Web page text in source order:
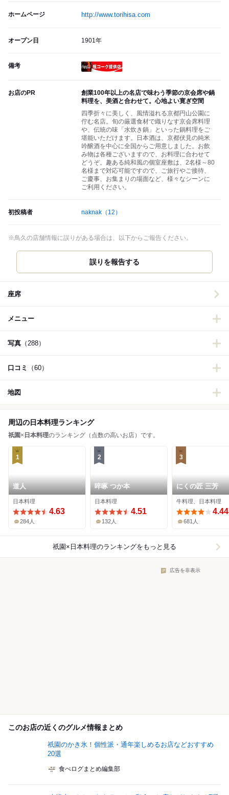
ホームページ http://www.torihisa.com
オープン日 1901年
備考
お店のPR
創業100年以上の名店で味わう季節の京会席や鍋
料理を、美酒と合わせて。心地よい寛ぎ空間
四季折々に美しく、風情溢れる京都円山公園に
佇む名店。旬の厳選食材で織りなす京会席料理
や、伝統の味「水炊き鍋」といった鍋料理をご
堪能いただけます。日本酒は、京都伏見の純米
吟醸酒を中心に全国からご用意しました。お飲
み物は各種ございますので、お料理に合わせて
どうぞ。趣ある純和風の個室座敷は、2名様～80
名様まで対応可能ですので、ご旅行やご接待、
ご慶事、お集まりの場面など、様々なシーンに
ご利用ください。
初投稿者 naknak （12）
※鳥久の店舗情報に誤りがある場合は、以下からご報告ください。
誤りを報告する
座席
メニュー
写真 （288）
口コミ （60）
地図
周辺の日本料理ランキング
祇園× 日本料理のランキング（点数の高いお店）です。
1
道人
日本料理
4.63
284人
2
啐啄 つか本
日本料理
4.51
132人
3
にくの匠 三芳
牛料理、日本料理
4.44
681人
祇園×日本料理のランキングをもっと見る
広告を非表示
このお店の近くのグルメ情報まとめ
祇園のかき氷！個性派・通年楽しめるお店などおすすめ
20選
食べログまとめ編集部